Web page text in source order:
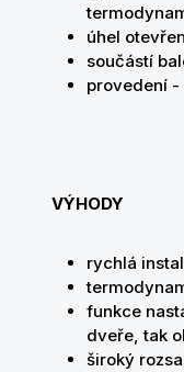
úhel
součástí
provedení
VÝHODY
rychlá
funkce
dveře, tak
široký